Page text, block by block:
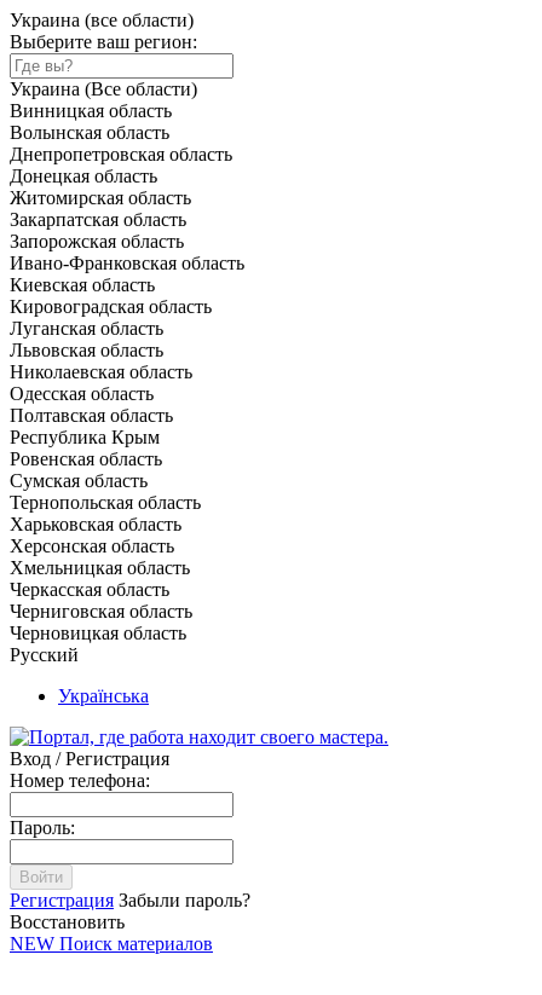
Украина (все области)
Выберите ваш регион:
Украина (Все области)
Винницкая область
Волынская область
Днепропетровская область
Донецкая область
Житомирская область
Закарпатская область
Запорожская область
Ивано-Франковская область
Киевская область
Кировоградская область
Луганская область
Львовская область
Николаевская область
Одесская область
Полтавская область
Республика Крым
Ровенская область
Сумская область
Тернопольская область
Харьковская область
Херсонская область
Хмельницкая область
Черкасская область
Черниговская область
Черновицкая область
Русский
Українська
Вход / Регистрация
Номер телефона:
Пароль:
Войти
Регистрация Забыли пароль?
Восстановить
NEW Поиск материалов